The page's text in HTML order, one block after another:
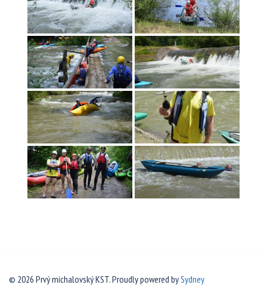
© 2026 Prvý michalovský KST. Proudly powered bySydney